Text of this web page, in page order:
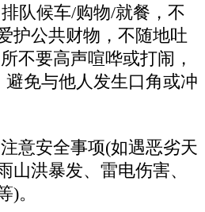
队候车/购物/就餐，不
护公共财物，不随地吐
不要高声喧哗或打闹，
免与他人发生口角或冲
意安全事项(如遇恶劣天
山洪暴发、雷电伤害、
)。